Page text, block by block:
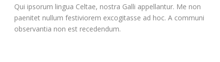
Qui ipsorum lingua Celtae, nostra Galli appellantur. Me non
paenitet nullum festiviorem excogitasse ad hoc. A communi
observantia non est recedendum.